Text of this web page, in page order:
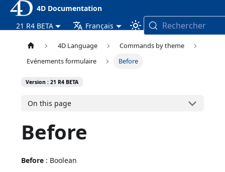
4D Documentation
21 R4 BETA
Français Rechercher
4D Language
Commands by theme
Evénements formulaire
Before
Version : 21 R4 BETA
On this page
Before
Before : Boolean